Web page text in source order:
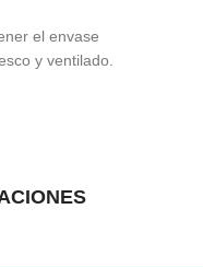
el envase
y ventilado.